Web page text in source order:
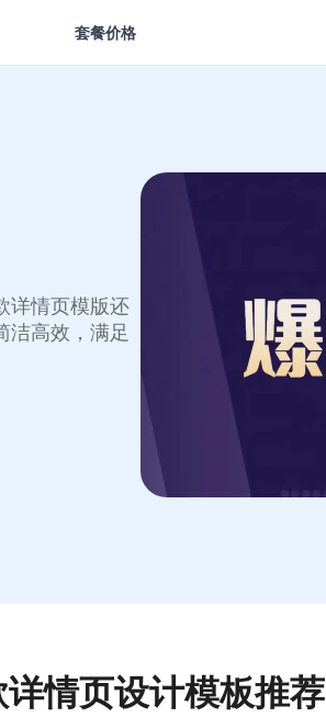
套餐价格
详情页模版还
洁高效，满足
情页设计模板推荐